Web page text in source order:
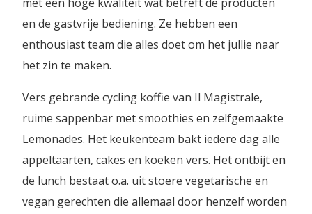
en de gastvrije bediening. Ze hebben een
enthousiast team die alles doet om het jullie naar
het zin te maken.
Vers gebrande cycling koffie van Il Magistrale,
ruime sappenbar met smoothies en zelfgemaakte
Lemonades. Het keukenteam bakt iedere dag alle
appeltaarten, cakes en koeken vers. Het ontbijt en
de lunch bestaat o.a. uit stoere vegetarische en
vegan gerechten die allemaal door henzelf worden